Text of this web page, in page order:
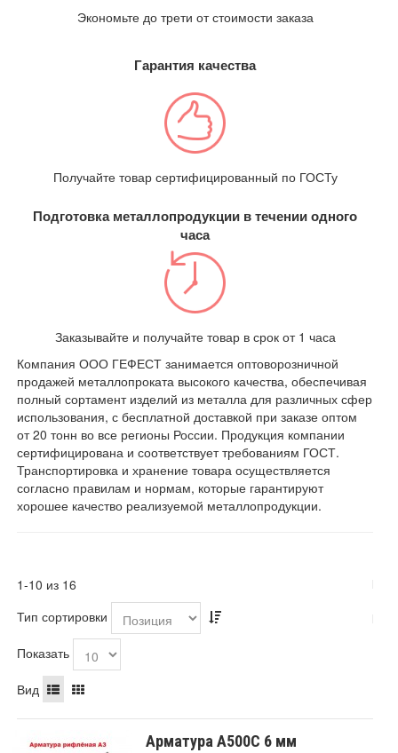
Экономьте до трети от стоимости заказа
Гарантия качества
Получайте товар сертифицированный по ГОСТу
Подготовка металлопродукции в течении одного
часа
Заказывайте и получайте товар в срок от 1 часа
Компания ООО ГЕФЕСТ занимается оптоворозничной
продажей металлопроката высокого качества, обеспечивая
полный сортамент изделий из металла для различных сфер
использования, с бесплатной доставкой при заказе оптом
от 20 тонн во все регионы России. Продукция компании
сертифицирована и соответствует требованиям ГОСТ.
Транспортировка и хранение товара осуществляется
согласно правилам и нормам, которые гарантируют
хорошее качество реализуемой металлопродукции.
1-10 из 16
Тип сортировки
Показать
Вид
Арматура А500С 6 мм